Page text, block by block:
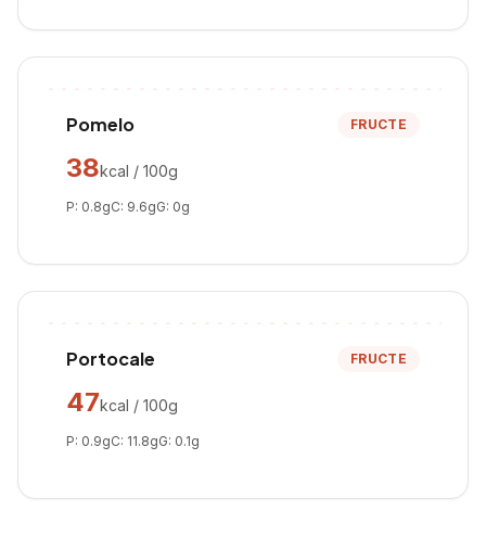
Pomelo FRUCTE
38kcal / 100g
P: 0.8gC: 9.6gG: 0g
Portocale FRUCTE
47kcal / 100g
P: 0.9gC: 11.8gG: 0.1g